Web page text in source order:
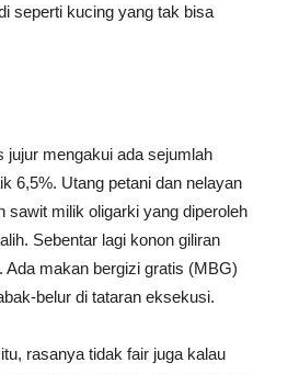
seperti kucing yang tak bisa
jujur mengakui ada sejumlah
6,5%. Utang petani dan nelayan
sawit milik oligarki yang diperoleh
Sebentar lagi konon giliran
Ada makan bergizi gratis (MBG)
belur di tataran eksekusi.
rasanya tidak fair juga kalau